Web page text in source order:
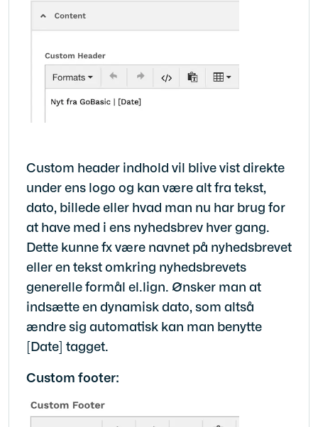
Custom header indhold vil blive vist direkte
under ens logo og kan være alt fra tekst,
dato, billede eller hvad man nu har brug for
at have med i ens nyhedsbrev hver gang.
Dette kunne fx være navnet på nyhedsbrevet
eller en tekst omkring nyhedsbrevets
generelle formål el.lign. Ønsker man at
indsætte en dynamisk dato, som altså
ændre sig automatisk kan man benytte
[Date] tagget.
Custom footer: